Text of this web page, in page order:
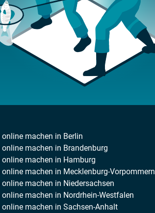
machen in Berlin
machen in Brandenburg
machen in Hamburg
machen in Mecklenburg-Vorpommern
machen in Niedersachsen
machen in Nordrhein-Westfalen
machen in Sachsen-Anhalt